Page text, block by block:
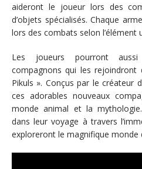
aideront le joueur lors des
d’objets spécialisés. Chaque
lors des combats selon l’élément
Les joueurs pourront
compagnons qui les
Pikuls ». Conçus par le créateur
ces adorables nouveaux
monde animal et la
dans leur voyage à travers
exploreront le magnifique monde